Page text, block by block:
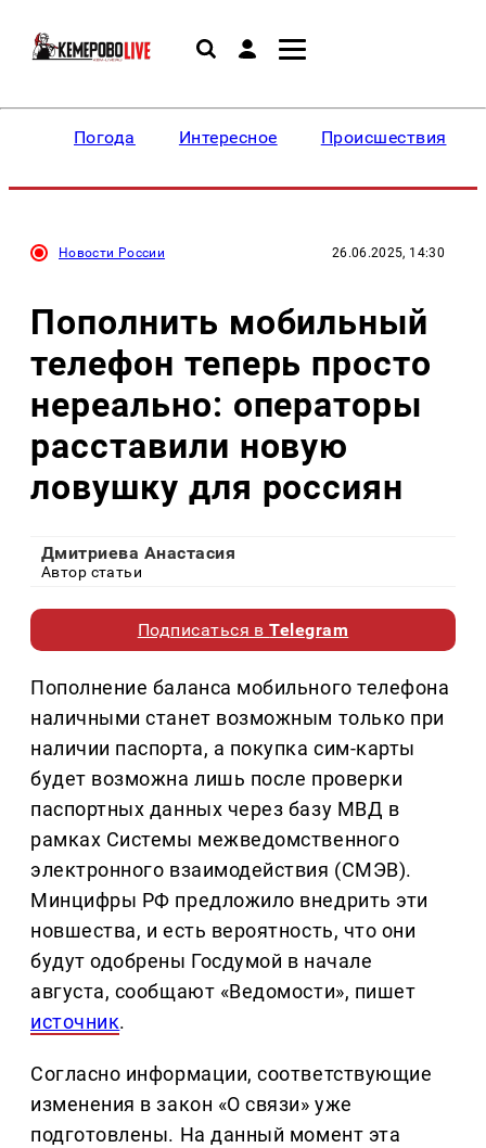
Погода Интересное Происшествия
Новости России 26.06.2025, 14:30
Пополнить мобильный
телефон теперь просто
нереально: операторы
расставили новую
ловушку для россиян
Дмитриева Анастасия
Автор статьи
Подписаться вTelegram
Пополнение баланса мобильного телефона
наличными станет возможным только при
наличии паспорта, а покупка сим-карты
будет возможна лишь после проверки
паспортных данных через базу МВД в
рамках Системы межведомственного
электронного взаимодействия (СМЭВ).
Минцифры РФ предложило внедрить эти
новшества, и есть вероятность, что они
будут одобрены Госдумой в начале
августа, сообщают «Ведомости», пишет
источник.
Согласно информации, соответствующие
изменения в закон «О связи» уже
подготовлены. На данный момент эта